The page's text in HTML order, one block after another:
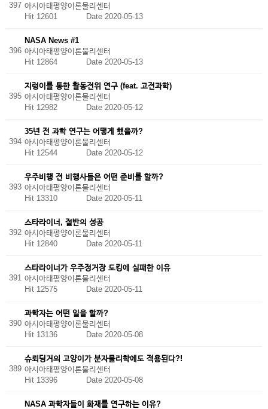
397 아시아태평양이론물리센터
Hit 12601 Date 2020-05-13
396
NASA News #1
아시아태평양이론물리센터
Hit 12864 Date 2020-05-13
395
지렁이를 통한 활동전위 연구 (feat. 고전과학)
아시아태평양이론물리센터
Hit 12982 Date 2020-05-12
394
35년 전 과학 연구는 어떻게 했을까?
아시아태평양이론물리센터
Hit 12544 Date 2020-05-12
393
우주비행 전 비행사들은 어떤 준비를 할까?
아시아태평양이론물리센터
Hit 13310 Date 2020-05-11
392
스타라이너, 절반의 성공
아시아태평양이론물리센터
Hit 12840 Date 2020-05-11
391
스타라이너가 우주정거장 도킹에 실패한 이유
아시아태평양이론물리센터
Hit 12575 Date 2020-05-11
390
과학자는 어떤 일을 할까?
아시아태평양이론물리센터
Hit 13136 Date 2020-05-08
389
슈뢰딩거의 고양이가 분자물리학에도 적용된다?!
아시아태평양이론물리센터
Hit 13396 Date 2020-05-08
NASA 과학자들이 화재를 연구하는 이유?